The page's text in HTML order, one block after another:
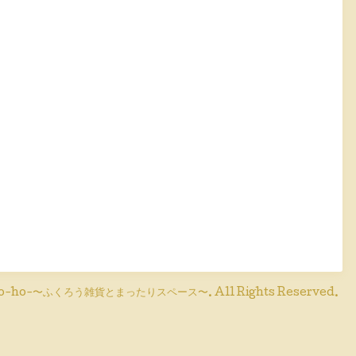
ho-〜ふくろう雑貨とまったりスペース〜. All Rights Reserved.